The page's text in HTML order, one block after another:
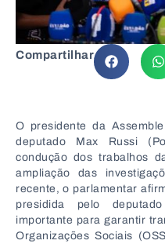
Compartilhar
O presidente da
deputado Max Russi
condução dos trabalhos
ampliação das
recente, o parlamentar
presidida pelo
importante para garantir
Organizações Sociais